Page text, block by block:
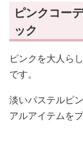
ピンクコー
ック
ピンクを大人ら
です。
淡いパステルピ
アルアイテムを